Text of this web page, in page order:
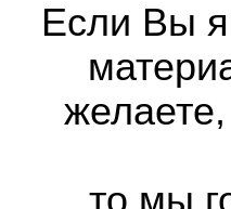
Если Вы
то мы